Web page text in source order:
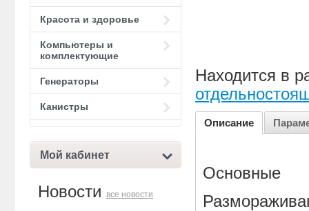
Красота и здоровье
Компьютеры и
комплектующие
Генераторы
Канистры
Мой кабинет
Новости все новости
Находится в
Описание
Основные